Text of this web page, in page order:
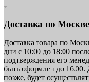
Доставка по
Доставка товара по
дни с 10:00 до 18:00
подтверждения его
быть оформлен до 16:00.
позже, будет